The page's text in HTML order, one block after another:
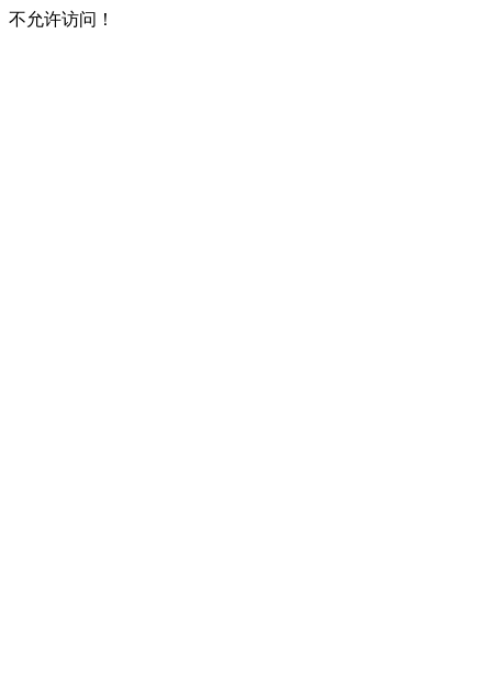
不允许访问！